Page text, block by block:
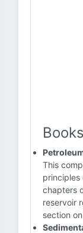
Books
This
principles
chapters
reservoir
section